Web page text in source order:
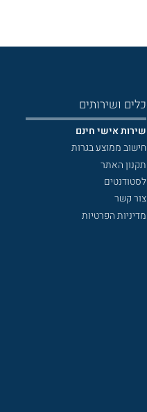
כלים ושירותים
שירות אישי חינם
חישוב ממוצע בגרות
תקנון האתר
לסטודנטים
צור קשר
מדיניות הפרטיות